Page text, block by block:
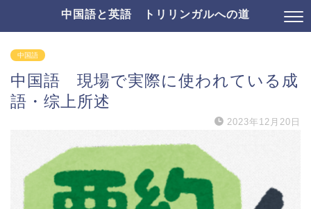
中国語と英語 トリリンガルへの道
中国語
中国語 現場で実際に使われている成
語・综上所述
2023年12月20日